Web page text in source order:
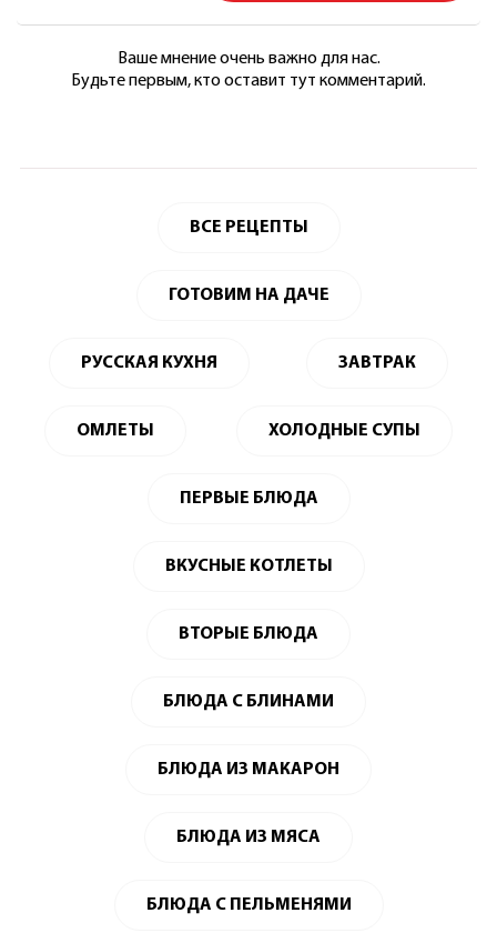
Ваше мнение очень важно для нас.
Будьте первым, кто оставит тут комментарий.
ВСЕ РЕЦЕПТЫ
ГОТОВИМ НА ДАЧЕ
РУССКАЯ КУХНЯ ЗАВТРАК
ОМЛЕТЫ ХОЛОДНЫЕ СУПЫ
ПЕРВЫЕ БЛЮДА
ВКУСНЫЕ КОТЛЕТЫ
ВТОРЫЕ БЛЮДА
БЛЮДА С БЛИНАМИ
БЛЮДА ИЗ МАКАРОН
БЛЮДА ИЗ МЯСА
БЛЮДА С ПЕЛЬМЕНЯМИ